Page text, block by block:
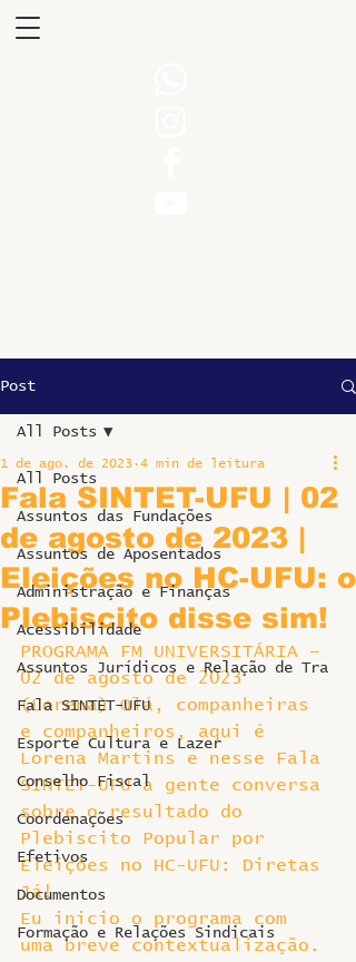
Post
All Posts
Assuntos das Fundações
Assuntos de Aposentados
Administração e Finanças
Acessibilidade
Assuntos Jurídicos e Relação de Tra
Fala SINTET-UFU
Esporte Cultura e Lazer
Conselho Fiscal
Coordenações
Efetivos
Documentos
Formação e Relações Sindicais
All Posts
Fala SINTET-UFU | 02
de agosto de 2023 |
Eleições no HC-UFU: o
Plebiscito disse sim!
1 de ago. de 2023 4 min de leitura
PROGRAMA FM UNIVERSITÁRIA –
02 de agosto de 2023
(Lorena) Olá, companheiras
e companheiros, aqui é
Lorena Martins e nesse Fala
SINTET-UFU a gente conversa
sobre o resultado do
Plebiscito Popular por
Eleições no HC-UFU: Diretas
Já!
Eu inicio o programa com
uma breve contextualização.